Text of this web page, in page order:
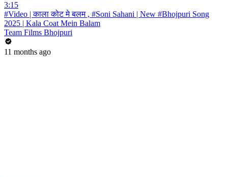
3:15
#Video | काला कोट मे बलम , #Soni Sahani | New #Bhojpuri Song
2025 | Kala Coat Mein Balam
Team Films Bhojpuri
11 months ago